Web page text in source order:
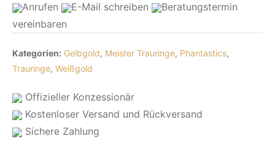
Anrufen E-Mail schreiben
Beratungstermin
vereinbaren
Kategorien: Gelbgold, Meister Trauringe, Phantastics,
Trauringe, Weißgold
Offizieller Konzessionär
Kostenloser Versand und Rückversand
Sichere Zahlung